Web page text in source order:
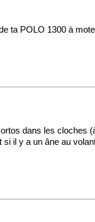
ta POLO 1300 à
dans les cloches
si il y a un âne au